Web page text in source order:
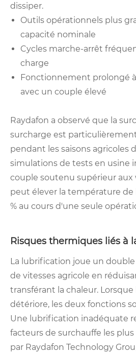
dissiper.
Outils opérationnels plus
capacité nominale
Cycles marche-arrêt
charge
Fonctionnement prolongé
avec un couple élevé
Raydafon a observé que la
surcharge est
pendant les saisons agricoles
simulations de tests en usine
couple soutenu supérieur aux
peut élever la température de
% au cours d'une seule
Risques thermiques liés à
La lubrification joue un
de vitesses agricole en
transférant la chaleur. Lorsque
détériore, les deux fonctions
Une lubrification inadéquate
facteurs de surchauffe les
par Raydafon Technology